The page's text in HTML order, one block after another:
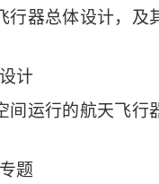
行器总体设计，
计
间运行的航天飞
题